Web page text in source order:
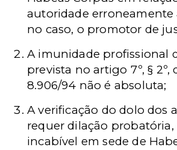
autoridade erroneamente
no caso, o promotor de
A imunidade profissional
prevista no artigo 7º, § 2º,
8.906/94 não é absoluta;
A verificação do dolo dos
requer dilação probatória,
incabível em sede de